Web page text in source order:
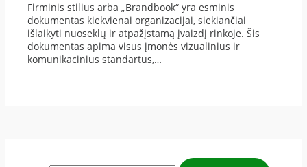
Firminis stilius arba „Brandbook“ yra esminis
dokumentas kiekvienai organizacijai, siekiančiai
išlaikyti nuoseklų ir atpažįstamą įvaizdį rinkoje. Šis
dokumentas apima visus įmonės vizualinius ir
komunikacinius standartus,…